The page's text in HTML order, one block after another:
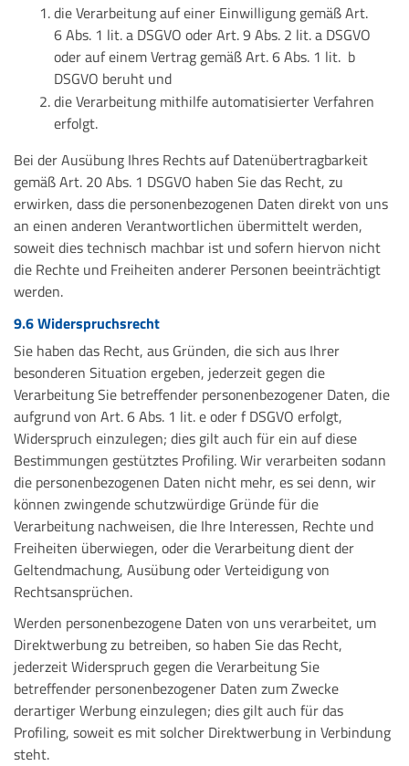
die Verarbeitung auf einer Einwilligung gemäß Art.
6 Abs. 1 lit. a DSGVO oder Art. 9 Abs. 2 lit. a DSGVO
oder auf einem Vertrag gemäß Art. 6 Abs. 1 lit. b
DSGVO beruht und
die Verarbeitung mithilfe automatisierter Verfahren
erfolgt.
Bei der Ausübung Ihres Rechts auf Datenübertragbarkeit
gemäß Art. 20 Abs. 1 DSGVO haben Sie das Recht, zu
erwirken, dass die personenbezogenen Daten direkt von uns
an einen anderen Verantwortlichen übermittelt werden,
soweit dies technisch machbar ist und sofern hiervon nicht
die Rechte und Freiheiten anderer Personen beeinträchtigt
werden.
9.6 Widerspruchsrecht
Sie haben das Recht, aus Gründen, die sich aus Ihrer
besonderen Situation ergeben, jederzeit gegen die
Verarbeitung Sie betreffender personenbezogener Daten, die
aufgrund von Art. 6 Abs. 1 lit. e oder f DSGVO erfolgt,
Widerspruch einzulegen; dies gilt auch für ein auf diese
Bestimmungen gestütztes Profiling. Wir verarbeiten sodann
die personenbezogenen Daten nicht mehr, es sei denn, wir
können zwingende schutzwürdige Gründe für die
Verarbeitung nachweisen, die Ihre Interessen, Rechte und
Freiheiten überwiegen, oder die Verarbeitung dient der
Geltendmachung, Ausübung oder Verteidigung von
Rechtsansprüchen.
Werden personenbezogene Daten von uns verarbeitet, um
Direktwerbung zu betreiben, so haben Sie das Recht,
jederzeit Widerspruch gegen die Verarbeitung Sie
betreffender personenbezogener Daten zum Zwecke
derartiger Werbung einzulegen; dies gilt auch für das
Profiling, soweit es mit solcher Direktwerbung in Verbindung
steht.